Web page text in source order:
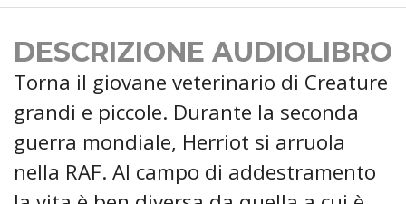
DESCRIZIONE AUDIOLIBRO
Torna il giovane veterinario di Creature
grandi e piccole. Durante la seconda
guerra mondiale, Herriot si arruola
nella RAF. Al campo di addestramento